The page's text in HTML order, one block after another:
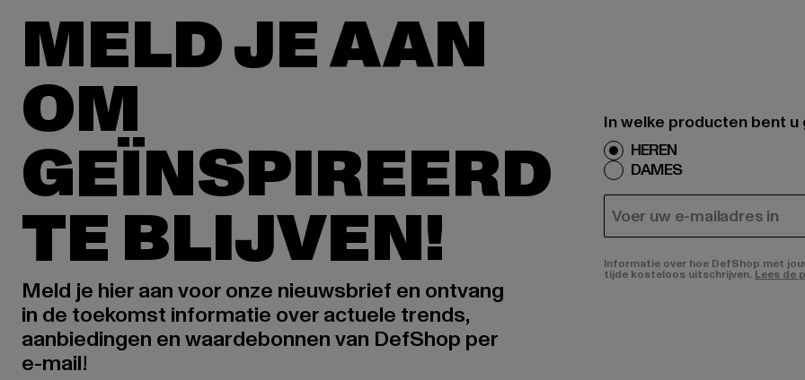
MELD JE AAN
OM
GEÏNSPIREERD
TE BLIJVEN!
Meld je hier aan voor onze nieuwsbrief en ontvang
in de toekomst informatie over actuele trends,
aanbiedingen en waardebonnen van DefShop per
e-mail!
In welke producten bent
HEREN
DAMES
E-MAIL
Informatie over hoe DefShop met
tijde kosteloos uitschrijven.Lees de